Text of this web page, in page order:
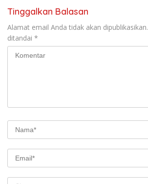
Tinggalkan Balasan
Alamat email Anda tidak akan dipublikasikan.
ditandai *